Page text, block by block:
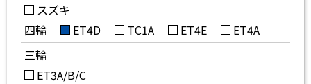
スズキ
四輪
ET4D TC1A ET4E
ET4A
三輪
ET3A/B/C